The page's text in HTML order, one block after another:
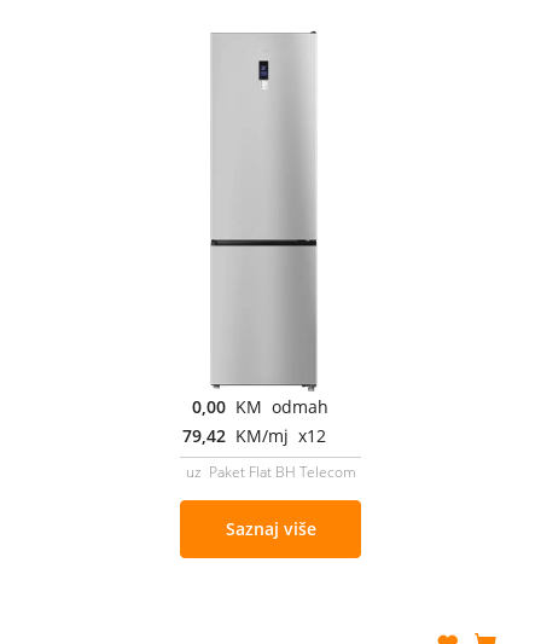
0,00 KM odmah
79,42 KM/mj x12
uz Paket Flat BH Telecom
Saznaj više